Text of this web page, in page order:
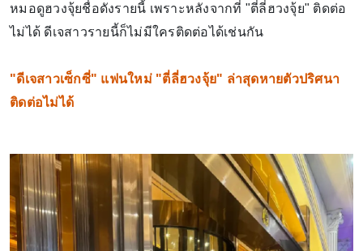
หมอดูฮวงจุ้ยชื่อดังรายนี้ เพราะหลังจากที่ "ตี่ลี่ฮวงจุ้ย" ติดต่อ
ไม่ได้ ดีเจสาวรายนี้ก็ไม่มีใครติดต่อได้เช่นกัน
"ดีเจสาวเซ็กซี่" แฟนใหม่ "ตี่ลี่ฮวงจุ้ย" ล่าสุดหายตัวปริศนา
ติดต่อไม่ได้